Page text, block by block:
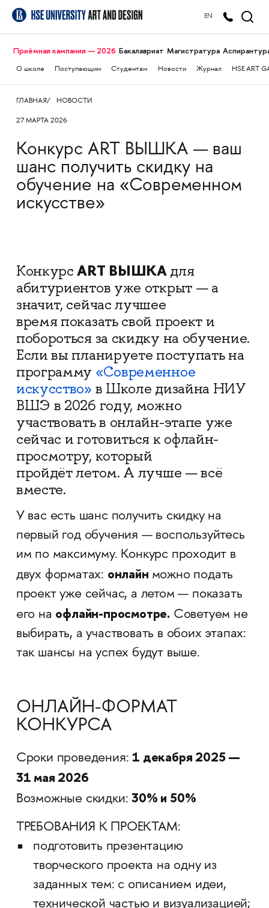
EN
Приёмная кампания — 2026 Бакалавриат Магистратура
О школе Поступающим Студентам Новости Журнал HSE ART
ГЛАВНАЯ НОВОСТИ
27 МАРТА 2026
Конкурс ART ВЫШКА — ваш
шанс получить скидку на
обучение на «Современном
искусстве»
Конкурс ART ВЫШКАдля
абитуриентов уже открыт — а
значит, сейчас лучшее
время показать свой проект и
побороться за скидку на обучение.
Если вы планируете поступать на
программу «Современное
искусство» в Школе дизайна НИУ
ВШЭ в 2026 году, можно
участвовать в онлайн-этапе уже
сейчас и готовиться к офлайн-
просмотру, который
пройдёт летом. А лучше — всё
вместе.
У вас есть шанс получить скидку на
первый год обучения — воспользуйтесь
им по максимуму. Конкурс проходит в
двух форматах: онлайн можно подать
проект уже сейчас, а летом — показать
его на офлайн-просмотре. Советуем не
выбирать, а участвовать в обоих этапах:
так шансы на успех будут выше.
ОНЛАЙН-ФОРМАТ
КОНКУРСА
Сроки проведения:1 декабря 2025 —
31 мая 2026
Возможные скидки:30% и 50%
ТРЕБОВАНИЯ К ПРОЕКТАМ:
подготовить презентацию
творческого проекта на одну из
заданных тем: с описанием идеи,
технической частью и визуализацией;